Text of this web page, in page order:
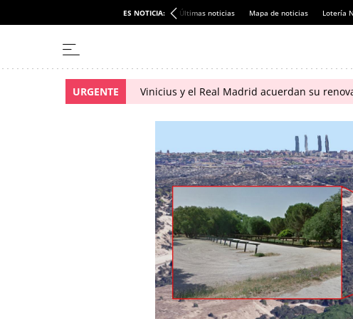
ES NOTICIA: Últimas noticias Mapa de noticias Lotería
URGENTE Vinicius y el Real Madrid acuerdan su